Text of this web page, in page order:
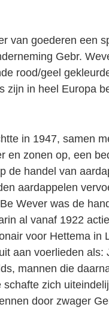
van goederen een
Gebr.
rood/geel
zijn in heel Europa
in 1947, samen
en zonen op, een
de handel van
aardappelen
Wever was de
al vanaf 1922
voor Hettema in
aan voerlieden als:
mannen die
zich
door zwager